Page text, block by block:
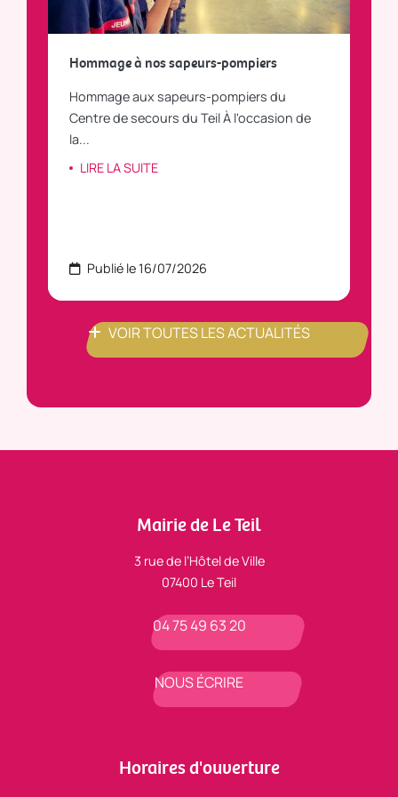
Hommage à nos sapeurs-pompiers
Hommage aux sapeurs-pompiers du
Centre de secours du Teil À l'occasion de
la...
LIRE LA SUITE
Publié le 16/07/2026
VOIR TOUTES LES ACTUALITÉS
Mairie de Le Teil
3 rue de l’Hôtel de Ville
07400 Le Teil
04 75 49 63 20
NOUS ÉCRIRE
Horaires d'ouverture